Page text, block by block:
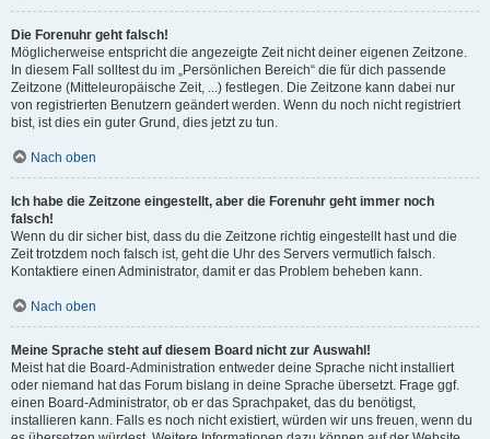
Die Forenuhr geht falsch!
Möglicherweise entspricht die angezeigte Zeit nicht deiner eigenen Zeitzone.
In diesem Fall solltest du im „Persönlichen Bereich“ die für dich passende
Zeitzone (Mitteleuropäische Zeit, ...) festlegen. Die Zeitzone kann dabei nur
von registrierten Benutzern geändert werden. Wenn du noch nicht registriert
bist, ist dies ein guter Grund, dies jetzt zu tun.
Nach oben
Ich habe die Zeitzone eingestellt, aber die Forenuhr geht immer noch
falsch!
Wenn du dir sicher bist, dass du die Zeitzone richtig eingestellt hast und die
Zeit trotzdem noch falsch ist, geht die Uhr des Servers vermutlich falsch.
Kontaktiere einen Administrator, damit er das Problem beheben kann.
Nach oben
Meine Sprache steht auf diesem Board nicht zur Auswahl!
Meist hat die Board-Administration entweder deine Sprache nicht installiert
oder niemand hat das Forum bislang in deine Sprache übersetzt. Frage ggf.
einen Board-Administrator, ob er das Sprachpaket, das du benötigst,
installieren kann. Falls es noch nicht existiert, würden wir uns freuen, wenn du